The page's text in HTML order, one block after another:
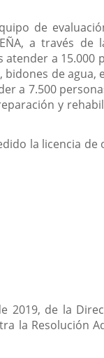
de
a través
a 15.000
de
a 7.500
y
la licencia
de la
la Resolución